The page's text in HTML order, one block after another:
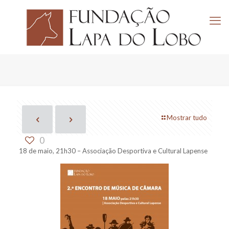
Mostrar tudo
0
18 de maio, 21h30 – Associação Desportiva e Cultural Lapense